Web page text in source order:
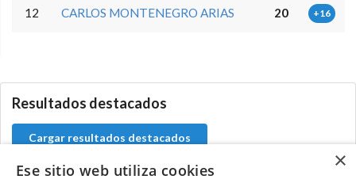
12 CARLOS MONTENEGRO ARIAS 20 +16
Resultados destacados
Cargar resultados destacados
×
Ese sitio web utiliza cookies